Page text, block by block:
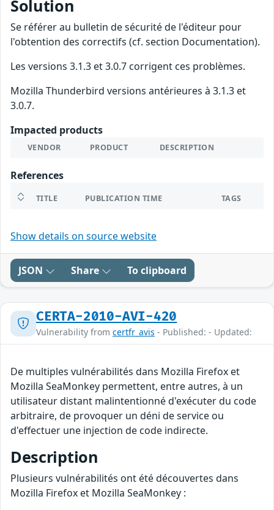
Solution
Se référer au bulletin de sécurité de l'éditeur pour
l'obtention des correctifs (cf. section Documentation).
Les versions 3.1.3 et 3.0.7 corrigent ces problèmes.
Mozilla Thunderbird versions antérieures à 3.1.3 et
3.0.7.
Impacted products
VENDOR PRODUCT DESCRIPTION
References
TITLE PUBLICATION TIME TAGS
Show details on source website
JSON Share To clipboard
CERTA-2010-AVI-420
Vulnerability from certfr_avis - Published: - Updated:
De multiples vulnérabilités dans Mozilla Firefox et
Mozilla SeaMonkey permettent, entre autres, à un
utilisateur distant malintentionné d'exécuter du code
arbitraire, de provoquer un déni de service ou
d'effectuer une injection de code indirecte.
Description
Plusieurs vulnérabilités ont été découvertes dans
Mozilla Firefox et Mozilla SeaMonkey :